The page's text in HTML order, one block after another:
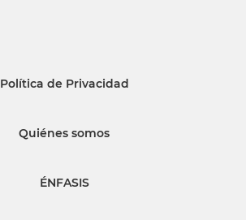
Política de Privacidad
Quiénes somos
ÉNFASIS